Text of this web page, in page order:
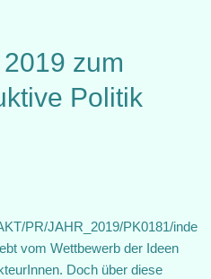
zum
Politik
PR/JAHR_2019/PK0181/inde
vom Wettbewerb der Ideen
Doch über diese